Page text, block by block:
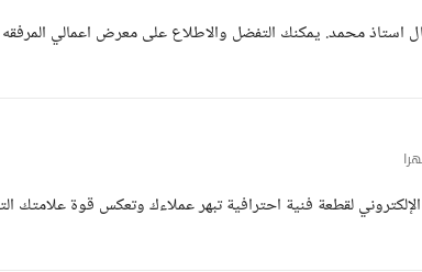
استاذ محمد. يمكنك التفضل والاطلاع على معرض اعمالي
لقطعة فنية احترافية تبهر عملاءك وتعكس قوة علامتك